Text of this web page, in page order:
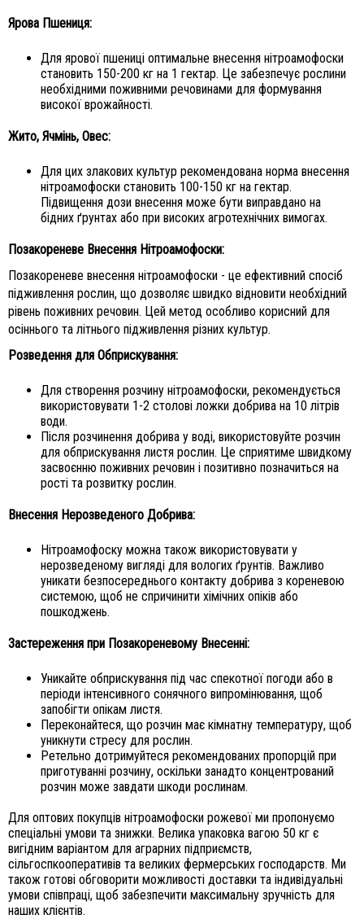
Ярова Пшениця:
Для ярової пшениці оптимальне внесення нітроамофоски
становить 150-200 кг на 1 гектар. Це забезпечує рослини
необхідними поживними речовинами для формування
високої врожайності.
Жито, Ячмінь, Овес:
Для цих злакових культур рекомендована норма внесення
нітроамофоски становить 100-150 кг на гектар.
Підвищення дози внесення може бути виправдано на
бідних ґрунтах або при високих агротехнічних вимогах.
Позакореневе Внесення Нітроамофоски:
Позакореневе внесення нітроамофоски - це ефективний спосіб
підживлення рослин, що дозволяє швидко відновити необхідний
рівень поживних речовин. Цей метод особливо корисний для
осіннього та літнього підживлення різних культур.
Розведення для Обприскування:
Для створення розчину нітроамофоски, рекомендується
використовувати 1-2 столові ложки добрива на 10 літрів
води.
Після розчинення добрива у воді, використовуйте розчин
для обприскування листя рослин. Це сприятиме швидкому
засвоєнню поживних речовин і позитивно позначиться на
рості та розвитку рослин.
Внесення Нерозведеного Добрива:
Нітроамофоску можна також використовувати у
нерозведеному вигляді для вологих ґрунтів. Важливо
уникати безпосереднього контакту добрива з кореневою
системою, щоб не спричинити хімічних опіків або
пошкоджень.
Застереження при Позакореневому Внесенні:
Уникайте обприскування під час спекотної погоди або в
періоди інтенсивного сонячного випромінювання, щоб
запобігти опікам листя.
Переконайтеся, що розчин має кімнатну температуру, щоб
уникнути стресу для рослин.
Ретельно дотримуйтеся рекомендованих пропорцій при
приготуванні розчину, оскільки занадто концентрований
розчин може завдати шкоди рослинам.
Для оптових покупців нітроамофоски рожевої ми пропонуємо
спеціальні умови та знижки. Велика упаковка вагою 50 кг є
вигідним варіантом для аграрних підприємств,
сільгоспкооперативів та великих фермерських господарств. Ми
також готові обговорити можливості доставки та індивідуальні
умови співпраці, щоб забезпечити максимальну зручність для
наших клієнтів.